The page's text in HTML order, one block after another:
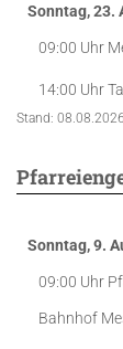
Sonntag, 23.
09:00 Uhr
14:00 Uhr
Stand:
Sonntag, 9.
09:00 Uhr
Bahnhof